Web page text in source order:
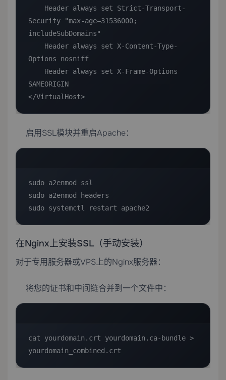
Security "max-age=31536000;
includeSubDomains"
Options nosniff
SAMEORIGIN
</VirtualHost>
启用SSL模块并重启Apache：
sudo a2enmod ssl
sudo a2enmod headers
sudo systemctl restart apache2
在Nginx上安装SSL（手动安装）
对于专用服务器或VPS上的Nginx服务器：
将您的证书和中间链合并到一个文件中：
cat yourdomain.crt yourdomain.ca-bundle >
yourdomain_combined.crt